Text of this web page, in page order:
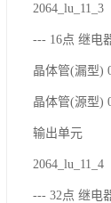
2064_lu_11_3
--- 16点 继电
晶体管(漏型)
晶体管(源型)
输出单元
2064_lu_11_4
--- 32点 继电